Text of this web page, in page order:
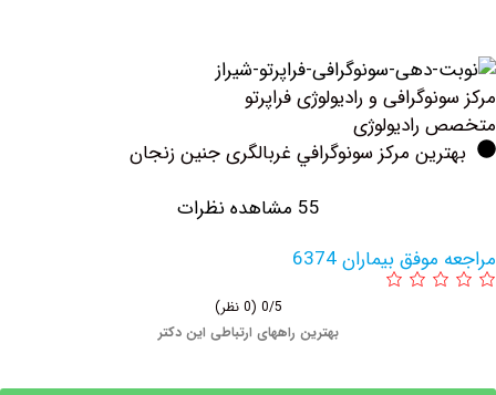
و رادیولوژی فراپرتو
مرکز سونوگرافي غربالگری جنین زنجان
بیماران 6374
بهترین راههای ارتباطی این دکتر